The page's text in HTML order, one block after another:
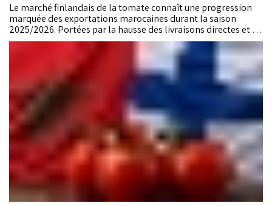
Le marché finlandais de la tomate connaît une progression
marquée des exportations marocaines durant la saison
2025/2026. Portées par la hausse des livraisons directes et la
réorganisation progressive des circuits logistiques
européens, les expéditions du Royaume ont doublé en un an,
atteignant un niveau record et renforçant progressivement la
présence marocaine parmi les principaux fournisseurs du
pays.